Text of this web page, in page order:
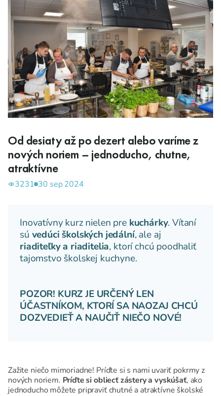
Od desiaty až po dezert alebo varíme z
nových noriem – jednoducho, chutne,
atraktívne
3231 30 sep 2024
Inovatívny kurz nielen pre kuchárky. Vítaní
sú vedúci školských jedální, ale aj
riaditeľky a riaditelia, ktorí chcú poodhaliť
tajomstvo školskej kuchyne.
POZOR! KURZ JE URČENÝ LEN
ÚČASTNÍKOM, KTORÍ SA NAOZAJ CHCÚ
DOZVEDIEŤ A NAUČIŤ NIEČO NOVÉ!
Zažite niečo mimoriadne! Príďte si s nami uvariť pokrmy z
nových noriem. Príďte si obliecť zástery a vyskúšať, ako
jednoducho môžete pripraviť chutné a atraktívne školské